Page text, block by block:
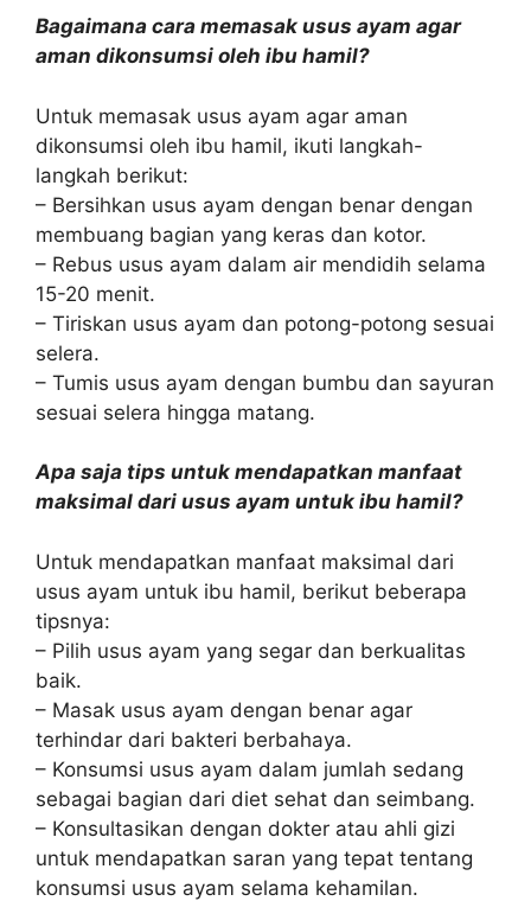
Bagaimana cara memasak usus ayam agar
aman dikonsumsi oleh ibu hamil?
Untuk memasak usus ayam agar aman
dikonsumsi oleh ibu hamil, ikuti langkah-
langkah berikut:
– Bersihkan usus ayam dengan benar dengan
membuang bagian yang keras dan kotor.
– Rebus usus ayam dalam air mendidih selama
15-20 menit.
– Tiriskan usus ayam dan potong-potong sesuai
selera.
– Tumis usus ayam dengan bumbu dan sayuran
sesuai selera hingga matang.
Apa saja tips untuk mendapatkan manfaat
maksimal dari usus ayam untuk ibu hamil?
Untuk mendapatkan manfaat maksimal dari
usus ayam untuk ibu hamil, berikut beberapa
tipsnya:
– Pilih usus ayam yang segar dan berkualitas
baik.
– Masak usus ayam dengan benar agar
terhindar dari bakteri berbahaya.
– Konsumsi usus ayam dalam jumlah sedang
sebagai bagian dari diet sehat dan seimbang.
– Konsultasikan dengan dokter atau ahli gizi
untuk mendapatkan saran yang tepat tentang
konsumsi usus ayam selama kehamilan.